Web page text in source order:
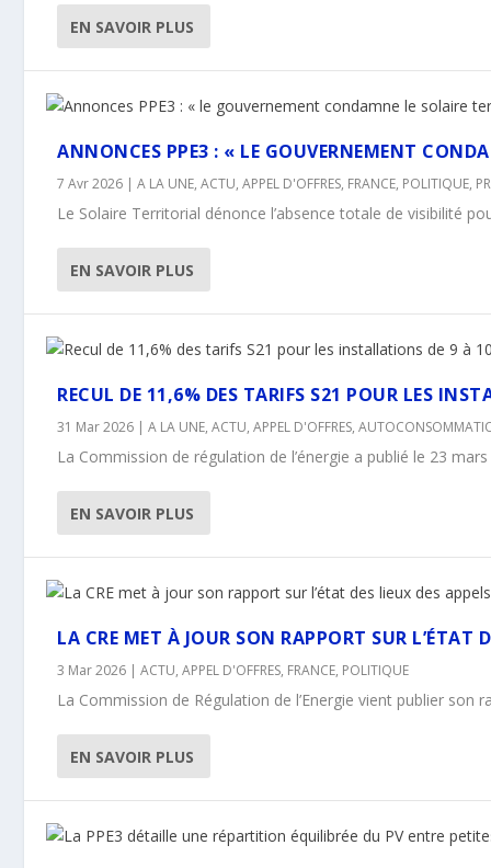
EN SAVOIR PLUS
ANNONCES PPE3 : « LE GOUVERNEMENT
7 Avr 2026 |A LA UNE,ACTU,APPEL D'OFFRES, FRANCE, POLITIQUE,
Le Solaire Territorial dénonce l’absence totale de visibilité
EN SAVOIR PLUS
RECUL DE 11,6% DES TARIFS S21 POUR LES
31 Mar 2026 |A LA UNE,ACTU,APPEL D'OFFRES,
La Commission de régulation de l’énergie a publié le 23
EN SAVOIR PLUS
LA CRE MET À JOUR SON RAPPORT SUR L’ÉTAT
3 Mar 2026 |ACTU,APPEL D'OFFRES, FRANCE, POLITIQUE
La Commission de Régulation de l’Energie vient publier son
EN SAVOIR PLUS